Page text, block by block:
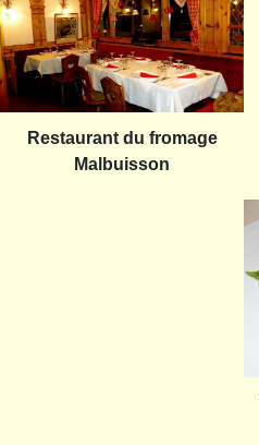
Restaurant du fromage
Malbuisson